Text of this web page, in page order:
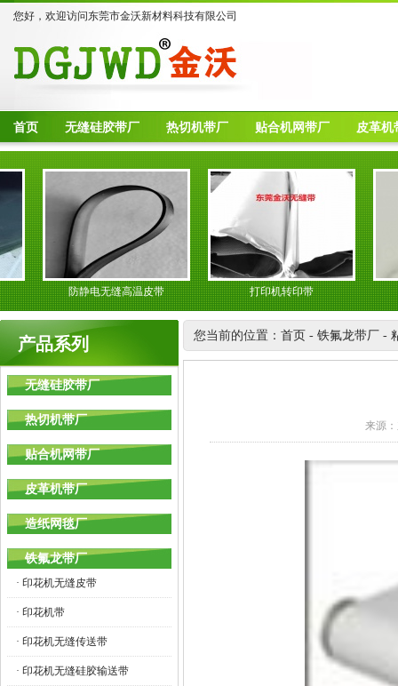
您好，欢迎访问东莞市金沃新材料科技有限公司
首页 无缝硅胶带厂 热切机带厂 贴合机网带厂 皮革机
防静电无缝高温皮带 打印机转印带 光
产品系列
无缝硅胶带厂
热切机带厂
贴合机网带厂
皮革机带厂
造纸网毯厂
铁氟龙带厂
· 印花机无缝皮带
· 印花机带
· 印花机无缝传送带
· 印花机无缝硅胶输送带
您当前的位置： 首页 - 铁氟龙带厂 -
来源